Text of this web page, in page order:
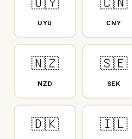
UYU CNY
🇳🇿
NZD
🇸🇪
SEK
🇩🇰 🇮🇱